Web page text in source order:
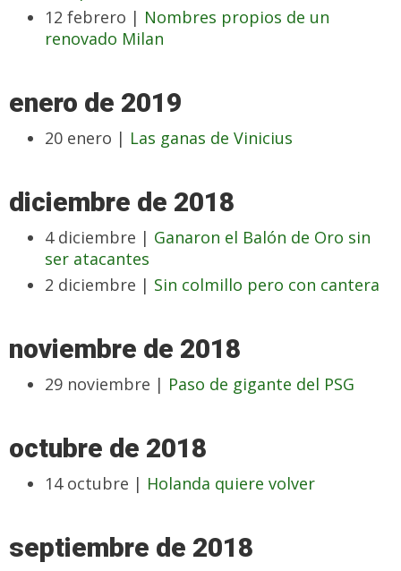
12 febrero | Nombres propios de un
renovado Milan
enero de 2019
20 enero | Las ganas de Vinicius
diciembre de 2018
4 diciembre | Ganaron el Balón de Oro sin
ser atacantes
2 diciembre | Sin colmillo pero con cantera
noviembre de 2018
29 noviembre | Paso de gigante del PSG
octubre de 2018
14 octubre | Holanda quiere volver
septiembre de 2018